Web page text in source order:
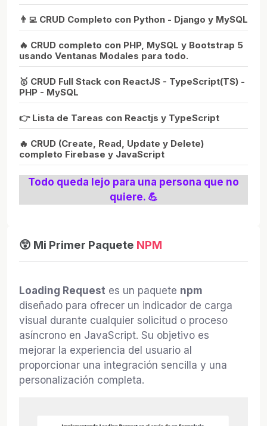
👨‍💻 CRUD Completo con Python - Django y MySQL
🔥 CRUD completo con PHP, MySQL y Bootstrap 5
usando Ventanas Modales para todo.
🥇 CRUD Full Stack con ReactJS - TypeScript(TS) -
PHP - MySQL
👉 Lista de Tareas con Reactjs y TypeScript
🔥 CRUD (Create, Read, Update y Delete)
completo Firebase y JavaScript
Todo queda lejo para una persona que no
quiere. 💪
😲 Mi Primer Paquete NPM
Loading Request es un paquete npm
diseñado para ofrecer un indicador de carga
visual durante cualquier solicitud o proceso
asíncrono en JavaScript. Su objetivo es
mejorar la experiencia del usuario al
proporcionar una integración sencilla y una
personalización completa.